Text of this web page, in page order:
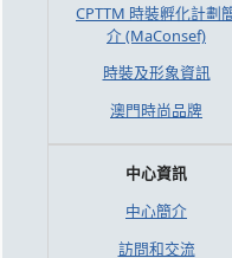
CPTTM 時裝孵化計劃
介 (MaConsef)
時裝及形象資訊
澳門時尚品牌
中心資訊
中心簡介
訪問和交流